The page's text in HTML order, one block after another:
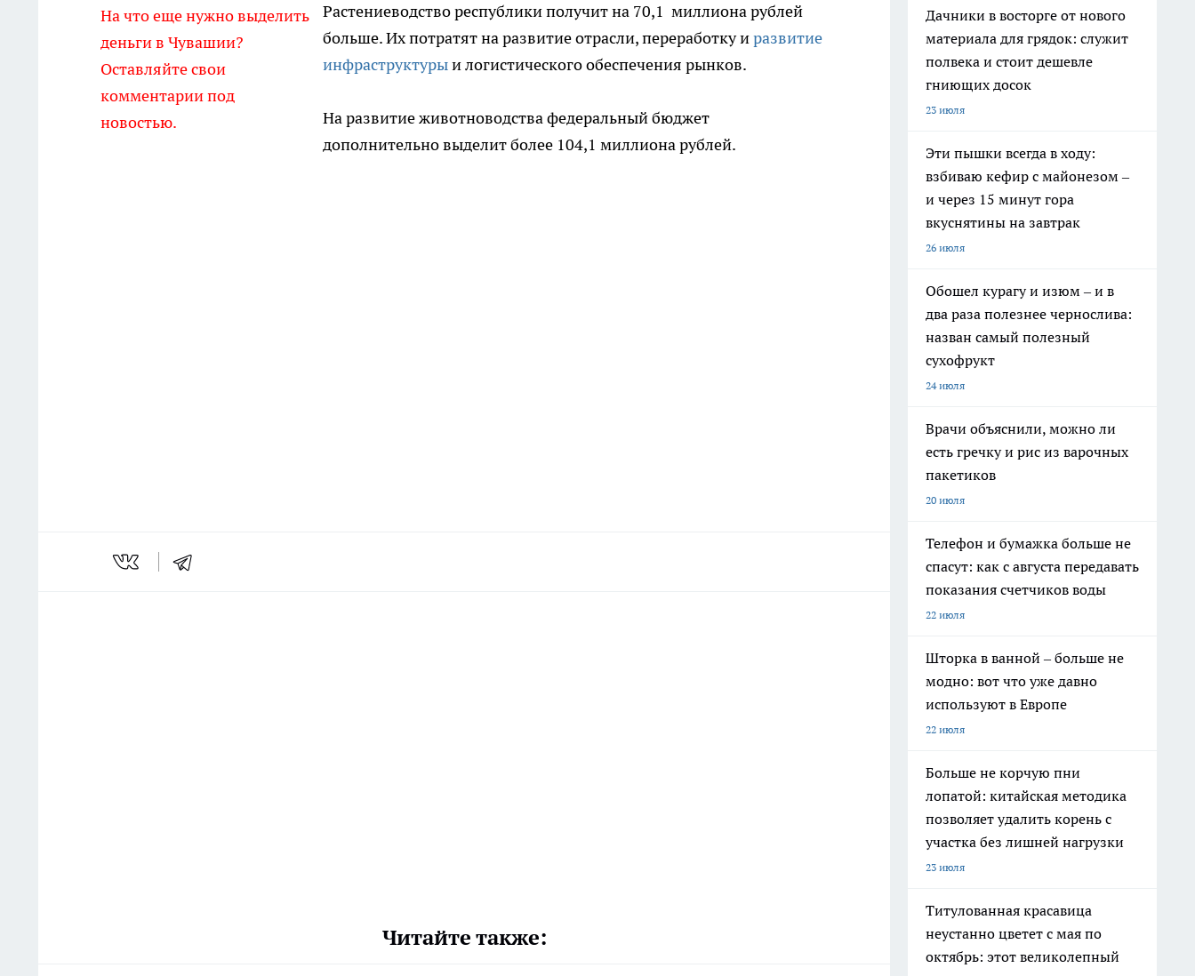
На что еще нужно выделить
деньги в Чувашии?
Оставляйте свои
комментарии под
новостью.
Растениеводство республики получит на 70,1 миллиона рублей
больше. Их потратят на развитие отрасли, переработку иразвитие
инфраструктурыи логистического обеспечения рынков.
На развитие животноводства федеральный бюджет
дополнительно выделит более 104,1 миллиона рублей.
Читайте также:
Дачники в восторге от нового
материала для грядок: служит
полвека и стоит дешевле
гниющих досок
23 июля
Эти пышки всегда в ходу:
взбиваю кефир с майонезом –
и через 15 минут гора
вкуснятины на завтрак
26 июля
Обошел курагу и изюм – и в
два раза полезнее чернослива:
назван самый полезный
сухофрукт
24 июля
Врачи объяснили, можно ли
есть гречку и рис из варочных
пакетиков
20 июля
Телефон и бумажка больше не
спасут: как с августа передавать
показания счетчиков воды
22 июля
Шторка в ванной – больше не
модно: вот что уже давно
используют в Европе
22 июля
Больше не корчую пни
лопатой: китайская методика
позволяет удалить корень с
участка без лишней нагрузки
23 июля
Титулованная красавица
неустанно цветет с мая по
октябрь: этот великолепный